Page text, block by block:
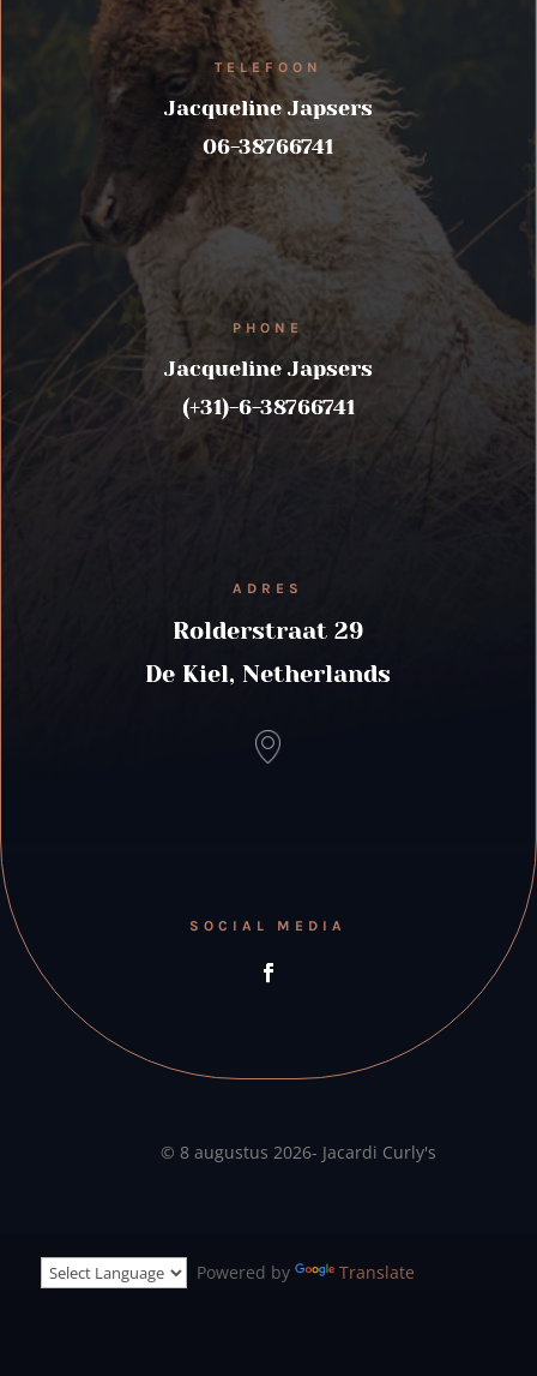
TELEFOON
Jacqueline Japsers
06-38766741
PHONE
Jacqueline Japsers
(+31)-6-38766741
ADRES
Rolderstraat 29
De Kiel, Netherlands
SOCIAL MEDIA
© 8 augustus 2026- Jacardi Curly's
Powered by Translate